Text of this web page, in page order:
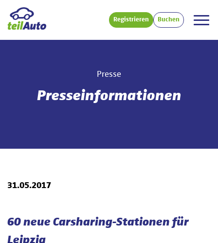
Registrieren Buchen
Presse
Presseinformationen
31.05.2017
60 neue Carsharing-Stationen für
Leipzig